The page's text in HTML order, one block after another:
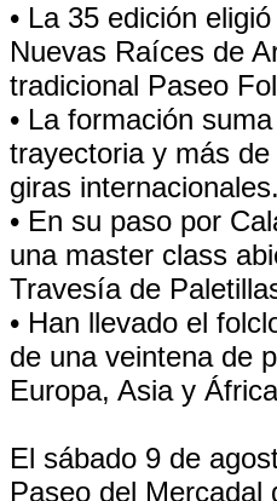
• La 35 edición
Nuevas Raíces de
tradicional Paseo
• La formación
trayectoria y más
giras internacionales.
• En su paso por
una master class
Travesía de
• Han llevado el
de una veintena de
Europa, Asia y
El sábado 9 de
Paseo del Mercadal